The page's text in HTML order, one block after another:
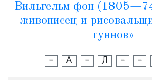
Вильгельм фон
живописец и
гуннов»
- А - Л - -